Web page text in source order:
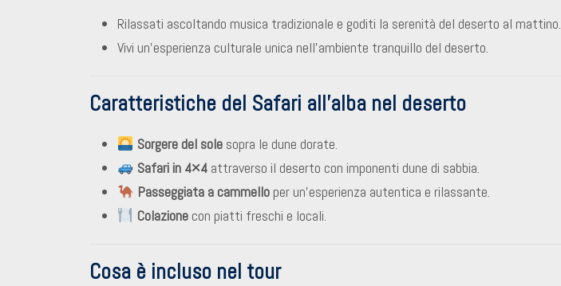
Rilassati ascoltando musica tradizionale e goditi la serenità del deserto al mattino.
Vivi un’esperienza culturale unica nell’ambiente tranquillo del deserto.
Caratteristiche del Safari all’alba nel deserto
Sorgere del solesopra le dune dorate.
Safari in 4×4attraverso il deserto con imponenti dune di sabbia.
Passeggiata a cammelloper un’esperienza autentica e rilassante.
Colazionecon piatti freschi e locali.
Cosa è incluso nel tour